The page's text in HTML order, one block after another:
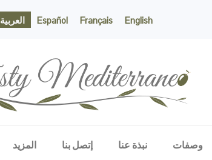
English
Français
Español العربية
وصفات نبذة عنا إتصل بنا المزيد